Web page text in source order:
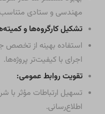
مهندسی و ستادی متناسب
تشکیل کارگروه‌ها و
استفاده بهینه از تخصص
اجرای با کیفیت‌تر پروژه‌ها.
تقویت روابط عمومی:
تسهیل ارتباطات مؤثر با
اطلاع‌رسانی.